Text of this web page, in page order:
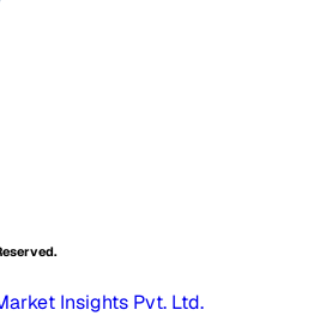
Insights Pvt. Ltd.